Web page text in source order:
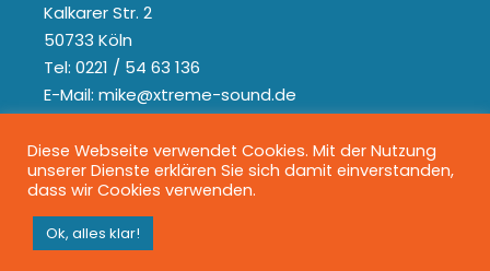
Kalkarer Str. 2
50733 Köln
Tel: 0221 / 54 63 136
E-Mail: mike@xtreme-sound.de
Diese Webseite verwendet Cookies. Mit der Nutzung
unserer Dienste erklären Sie sich damit einverstanden,
dass wir Cookies verwenden.
Ok, alles klar!